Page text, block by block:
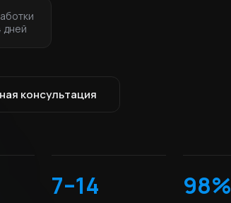
дней
консультация
7–14 98%